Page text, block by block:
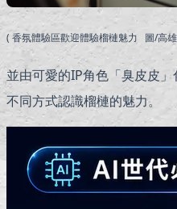
( 香氛體驗區歡迎體驗榴槤魅力 圖/高
並由可愛的IP角色「臭皮皮
不同方式認識榴槤的魅力。